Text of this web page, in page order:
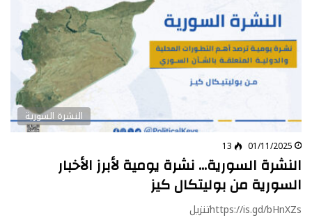
النشرة السورية
01/11/2025
13
النشرة السورية… نشرة يومية لأبرز الأخبار
السورية من بوليتكال كيز
https://is.gd/bHnXZsتنزيل